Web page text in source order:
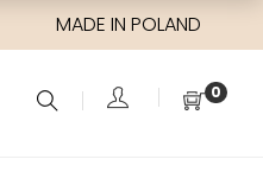
MADE IN POLAND
0